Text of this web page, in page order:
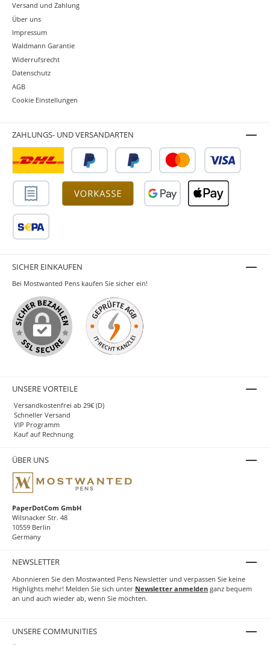
Versand und Zahlung
Über uns
Impressum
Waldmann Garantie
Widerrufsrecht
Datenschutz
AGB
Cookie Einstellungen
ZAHLUNGS- UND VERSANDARTEN
SICHER EINKAUFEN
Bei Mostwanted Pens kaufen Sie sicher ein!
UNSERE VORTEILE
Versandkostenfrei ab 29€ (D)
Schneller Versand
VIP Programm
Kauf auf Rechnung
ÜBER UNS
PaperDotCom GmbH
Wilsnacker Str. 48
10559 Berlin
Germany
NEWSLETTER
Abonnieren Sie den Mostwanted Pens Newsletter und verpassen Sie keine
Highlights mehr! Melden Sie sich unter Newsletter anmelden ganz bequem
an und auch wieder ab, wenn Sie möchten.
UNSERE COMMUNITIES